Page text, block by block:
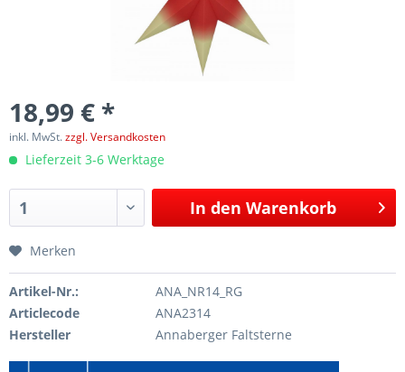
18,99 € *
inkl. MwSt.zzgl. Versandkosten
Lieferzeit 3-6 Werktage
In den Warenkorb
Merken
Artikel-Nr.:
ANA_NR14_RG
Articlecode
ANA2314
Hersteller
Annaberger Faltsterne